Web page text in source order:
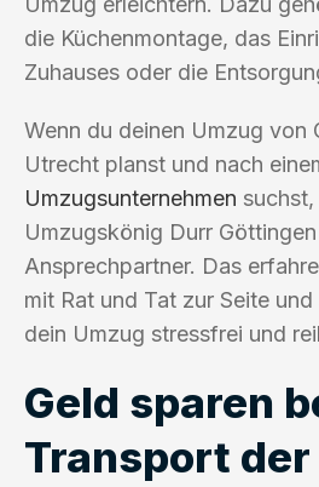
die Küchenmontage, das
Zuhauses oder die
Wenn du deinen Umzug von
Utrecht planst und nach
Umzugsunternehmen
Umzugskönig Durr
Ansprechpartner. Das
mit Rat und Tat zur Seite
dein Umzug stressfrei und
Geld sparen
Transport der